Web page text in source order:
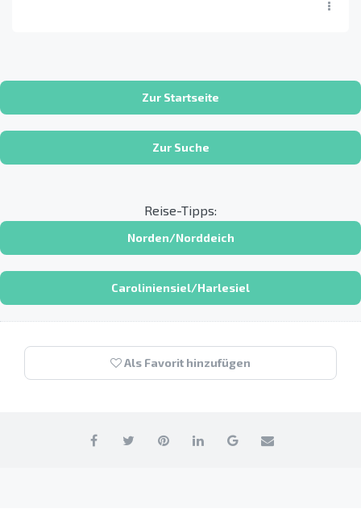
Zur Startseite
Zur Suche
Reise-Tipps:
Norden/Norddeich
Caroliniensiel/Harlesiel
Als Favorit hinzufügen